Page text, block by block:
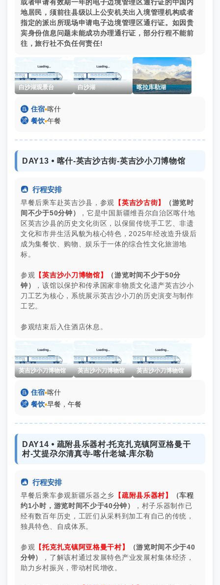
或者申请有效期一年的电子边境管理区通行证的中国内
地居民，须前往县级以上公安机关出入境管理机构或者
指定的派出所现场申请电子边境管理区通行证。如因贵
宾身份信息问题未能成功办理通行证，部分行程不能前
往，旅行社不负任何责任!
白沙湖观景台 白沙湖 喀拉库勒湖
 住宿▪喀什
 餐饮▪午餐
DAY13 ⦁ 喀什-英吉沙古街-英吉沙小刀博物馆
 行程安排
早餐后乘车赴‌英吉沙县，参观 【英吉沙古街】
（游览时
间不少于50分钟）
，它‌是中国新疆维吾尔自治区喀什地
区英吉沙县的历史文化街区，以保留传统手工艺、非遗
文化和市井生活风貌为核心特色，2025年经改造升级后
成为集餐饮、购物、娱乐于一体的综合性文化旅游地
标。
参观 【英吉沙小刀博物馆】
（游览时间不少于50分
钟）
，该馆以保护和传承国家非物质文化遗产英吉沙小
刀工艺为核心，系统展示英吉沙小刀的历史演变与制作
工艺。
参观结束后入住酒店休息。
英吉沙小刀博物馆 英吉沙小刀博物馆 英吉沙小刀博物馆
 住宿▪喀什
 餐饮▪早餐，午餐
DAY14 ⦁ 疏附县乐器村-托克扎克镇阿亚格曼干
村-艾提尕尔清真寺-喀什老城-库尔勒
 行程安排
早餐后乘车参观新疆乐器之乡 【疏附县乐器村】
（车程
约1小时，游览时间不少于40分钟）
，村子乐器制作已
经有数百年历史，工匠们从采料到加工有自己的传统，
独具特色、自成体系。
参观 【托克扎克镇阿亚格曼干村】
（游览时间不少于40
分钟）
，了解该村通过发展特色产业发展村集体经济，
助力乡村振兴，带动村民增收。